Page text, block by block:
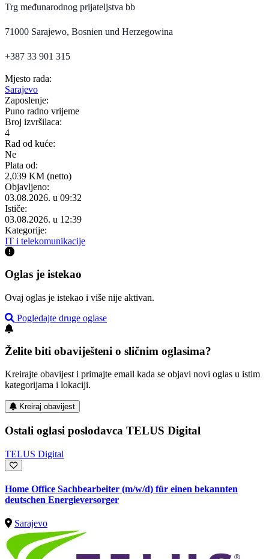
Trg međunarodnog prijateljstva bb
71000 Sarajewo, Bosnien und Herzegowina
+387 33 901 315
Mjesto rada:
Sarajevo
Zaposlenje:
Puno radno vrijeme
Broj izvršilaca:
4
Rad od kuće:
Ne
Plata od:
2,039 KM (netto)
Objavljeno:
03.08.2026. u 09:32
Ističe:
03.08.2026. u 12:39
Kategorije:
IT i telekomunikacije
Oglas je istekao
Ovaj oglas je istekao i više nije aktivan.
Pogledajte druge oglase
Želite biti obaviješteni o sličnim oglasima?
Kreirajte obavijest i primajte email kada se objavi novi oglas u istim
kategorijama i lokaciji.
Kreiraj obavijest
Ostali oglasi poslodavca TELUS Digital
TELUS Digital
Home Office Sachbearbeiter (m/w/d) für einen bekannten
deutschen Energieversorger
Sarajevo